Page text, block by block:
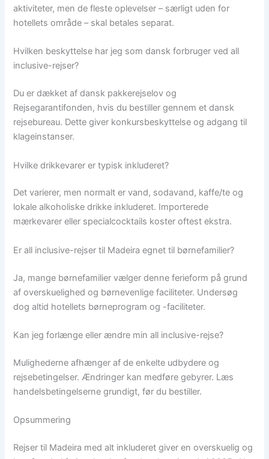
aktiviteter, men de fleste oplevelser – særligt uden for
hotellets område – skal betales separat.
Hvilken beskyttelse har jeg som dansk forbruger ved all
inclusive-rejser?
Du er dækket af dansk pakkerejselov og
Rejsegarantifonden, hvis du bestiller gennem et dansk
rejsebureau. Dette giver konkursbeskyttelse og adgang til
klageinstanser.
Hvilke drikkevarer er typisk inkluderet?
Det varierer, men normalt er vand, sodavand, kaffe/te og
lokale alkoholiske drikke inkluderet. Importerede
mærkevarer eller specialcocktails koster oftest ekstra.
Er all inclusive-rejser til Madeira egnet til børnefamilier?
Ja, mange børnefamilier vælger denne ferieform på grund
af overskuelighed og børnevenlige faciliteter. Undersøg
dog altid hotellets børneprogram og -faciliteter.
Kan jeg forlænge eller ændre min all inclusive-rejse?
Mulighederne afhænger af de enkelte udbydere og
rejsebetingelser. Ændringer kan medføre gebyrer. Læs
handelsbetingelserne grundigt, før du bestiller.
Opsummering
Rejser til Madeira med alt inkluderet giver en overskuelig og